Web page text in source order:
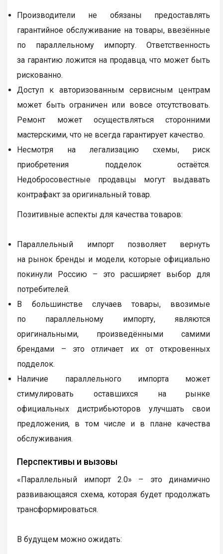
Производители не обязаны предоставлять
гарантийное обслуживание на товары, ввезённые
по параллельному импорту. Ответственность
за гарантию ложится на продавца, что может быть
рискованно.
Доступ к авторизованным сервисным центрам
может быть ограничен или вовсе отсутствовать.
Ремонт может осуществляться сторонними
мастерскими, что не всегда гарантирует качество.
Несмотря на легализацию схемы, риск
приобретения подделок остаётся.
Недобросовестные продавцы могут выдавать
контрафакт за оригинальный товар.
Позитивные аспекты для качества товаров:
Параллельный импорт позволяет вернуть
на рынок бренды и модели, которые официально
покинули Россию – это расширяет выбор для
потребителей.
В большинстве случаев товары, ввозимые
по параллельному импорту, являются
оригинальными, произведёнными самими
брендами – это отличает их от откровенных
подделок.
Наличие параллельного импорта может
стимулировать оставшихся на рынке
официальных дистрибьюторов улучшать свои
предложения, в том числе и в плане качества
обслуживания.
Перспективы и вызовы
«Параллельный импорт 2.0» – это динамично
развивающаяся схема, которая будет продолжать
трансформироваться.
В будущем можно ожидать: